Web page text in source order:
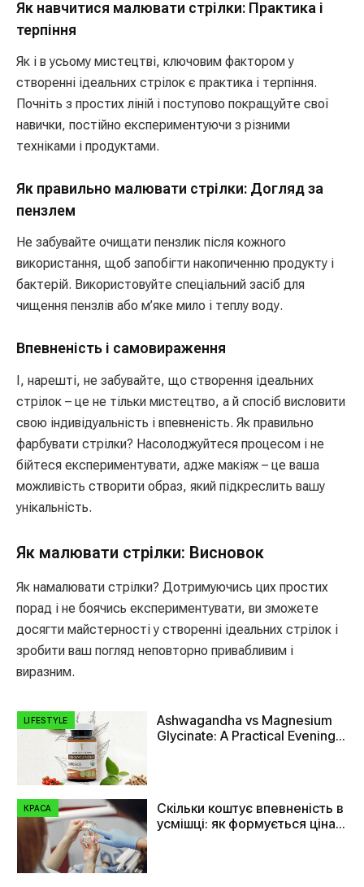
Як навчитися малювати стрілки: Практика і
терпіння
Як і в усьому мистецтві, ключовим фактором у
створенні ідеальних стрілок є практика і терпіння.
Почніть з простих ліній і поступово покращуйте свої
навички, постійно експериментуючи з різними
техніками і продуктами.
Як правильно малювати стрілки: Догляд за
пензлем
Не забувайте очищати пензлик після кожного
використання, щоб запобігти накопиченню продукту і
бактерій. Використовуйте спеціальний засіб для
чищення пензлів або м’яке мило і теплу воду.
Впевненість і самовираження
І, нарешті, не забувайте, що створення ідеальних
стрілок – це не тільки мистецтво, а й спосіб висловити
свою індивідуальність і впевненість. Як правильно
фарбувати стрілки? Насолоджуйтеся процесом і не
бійтеся експериментувати, адже макіяж – це ваша
можливість створити образ, який підкреслить вашу
унікальність.
Як малювати стрілки: Висновок
Як намалювати стрілки? Дотримуючись цих простих
порад і не боячись експериментувати, ви зможете
досягти майстерності у створенні ідеальних стрілок і
зробити ваш погляд неповторно привабливим і
виразним.
LIFESTYLE
Ashwagandha vs Magnesium
Glycinate: A Practical Evening
КРАСА
Скільки коштує впевненість в
усмішці: як формується ціна